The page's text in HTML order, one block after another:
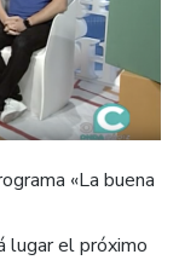
«La buena
lugar el próximo